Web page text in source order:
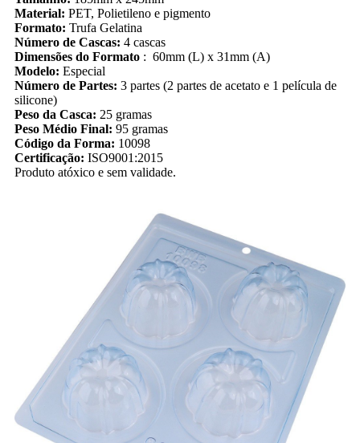
Material: PET, Polietileno e pigmento
Formato: Trufa Gelatina
Número de Cascas: 4 cascas
Dimensões do Formato : 60mm (L) x 31mm (A)
Modelo: Especial
Número de Partes: 3 partes (2 partes de acetato e 1 película de
silicone)
Peso da Casca: 25 gramas
Peso Médio Final: 95 gramas
Código da Forma: 10098
Certificação: ISO9001:2015
Produto atóxico e sem validade.